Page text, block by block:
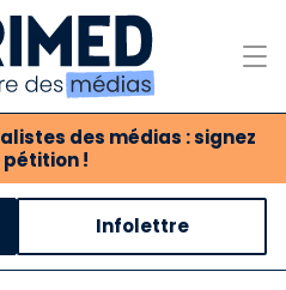
des médias : signez
!
des médias
Infolettre